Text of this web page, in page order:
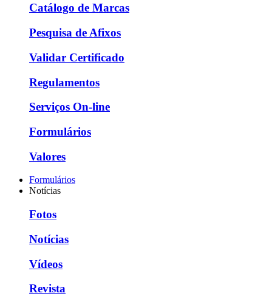
Catálogo de Marcas
Pesquisa de Afixos
Validar Certificado
Regulamentos
Serviços On-line
Formulários
Valores
Formulários
Notícias
Fotos
Notícias
Vídeos
Revista